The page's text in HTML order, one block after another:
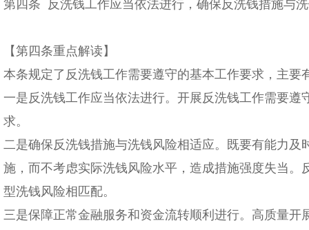
第四条 反洗钱工作应当依法进行，确保反洗钱措施与
【第四条重点解读】
本条规定了反洗钱工作需要遵守的基本工作要求，主要
一是反洗钱工作应当依法进行。开展反洗钱工作需要
求。
二是确保反洗钱措施与洗钱风险相适应。既要有能力
施，而不考虑实际洗钱风险水平，造成措施强度失当
型洗钱风险相匹配。
三是保障正常金融服务和资金流转顺利进行。高质量